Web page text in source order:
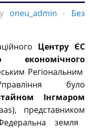
oneu_admin - Без
Центру ЄС
економічного
Регіональним
було
Інгмаром
представником
земля